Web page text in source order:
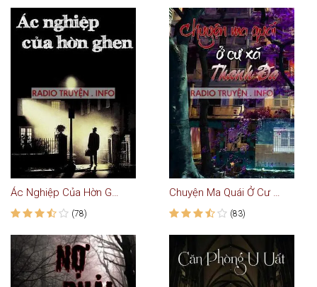
Ác Nghiệp Của Hờn Ghen - Truyện Ma
(78)
Chuyện Ma Quái Ở Cư Xá Thanh Đa Bình Thạch
(83)